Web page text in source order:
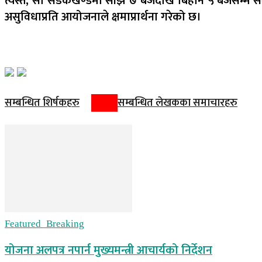
असुविधाप्रति आयोजनाले क्षमाप्रार्थना गरेको छ।
सम्बन्धित शिर्षकहरु सम्बन्धित लेखकका समाचारहरु
Featured_Breaking
योजना अलपत्र नपार्न मुख्यमन्त्री आचार्यको निर्देशन